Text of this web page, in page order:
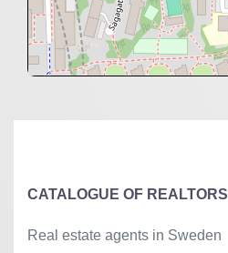
CATALOGUE OF REALTORS
Real estate agents in Sweden